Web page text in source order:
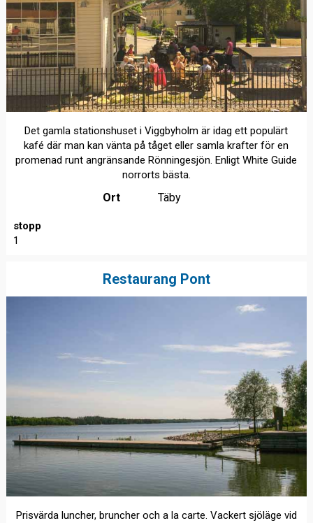
Det gamla stationshuset i Viggbyholm är idag ett populärt
kafé där man kan vänta på tåget eller samla krafter för en
promenad runt angränsande Rönningesjön. Enligt White Guide
norrorts bästa.
Ort Täby
stopp
1
Restaurang Pont
Prisvärda luncher, bruncher och a la carte. Vackert sjöläge vid